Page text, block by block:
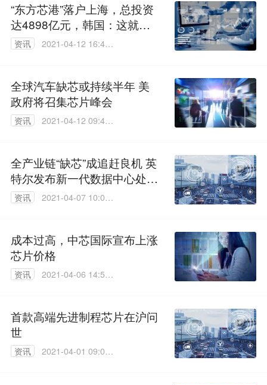
“东方芯港”落户上海，总投资
达4898亿元，韩国：这就是
中国力量
资讯
2021-04-12 16:49:
全球汽车缺芯或持续半年 美
政府将召集芯片峰会
资讯
2021-04-12 09:46:
全产业链“缺芯”成追赶良机 英
特尔发布新一代数据中心处理
器芯片
资讯
2021-04-07 10:00:
成本过高，中芯国际宣布上涨
芯片价格
资讯
2021-04-06 14:56:
首款高端先进制程芯片在沪问
世
资讯
2021-04-01 09:07: